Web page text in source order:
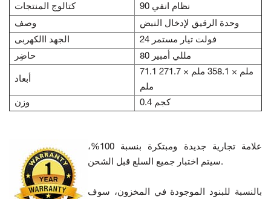
كتالوج المنتجات
نظام انفي 90
وصف
وحدة الرقيق لإدخال النبض
الجهد االكهربى
24 فولت تيار مستمر
حاضِر
80 مللي أمبير
أبعاد
71.1 ملم × 358.1 ملم × 271.7
ملم
وزن
0.4 كجم
علامة تجارية جديدة ومبتكرة بنسبة 100%،
سيتم اختبار جميع السلع قبل الشحن.
بالنسبة للبنود الموجودة في المخزون، سوف